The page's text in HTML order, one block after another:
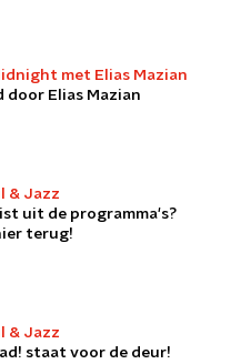
met Elias Mazian
door Elias Mazian
& Jazz
uit de programma's?
terug!
& Jazz
staat voor de deur!